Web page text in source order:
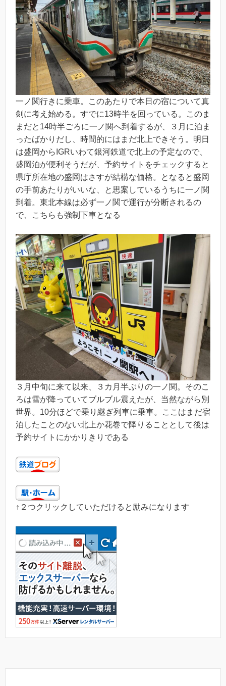
一ノ関行きに乗車。このあたりで本日の宿について真
剣に考え始める。すでに13時半を回っている。このま
まだと14時半ごろに一ノ関へ到着するが、３月に泊ま
ったばかりだし、時間的にはまだ北上できそう。明日
は盛岡からIGRいわて銀河鉄道で北上の予定なので、
盛岡泊が便利そうだが、予約サイトをチェックすると
県庁所在地の盛岡はさすが結構な価格。となると盛岡
の手前あたりがいいな、と思案しているうちに一ノ関
到着。東北本線は必ず一ノ関で運行が分断されるの
で、こちらも強制下車となる
３月中旬に来て以来、３カ月半ぶりの一ノ関。そのこ
ろは雪が降っていてブルブル震えたが、当然ながら別
世界。10分ほどで乗り継ぎ列車に乗車。ここはまだ宿
泊したことのない北上か花巻で降りることとして後は
予約サイトにかかりきりである
↑２つクリックしていただけると励みになります